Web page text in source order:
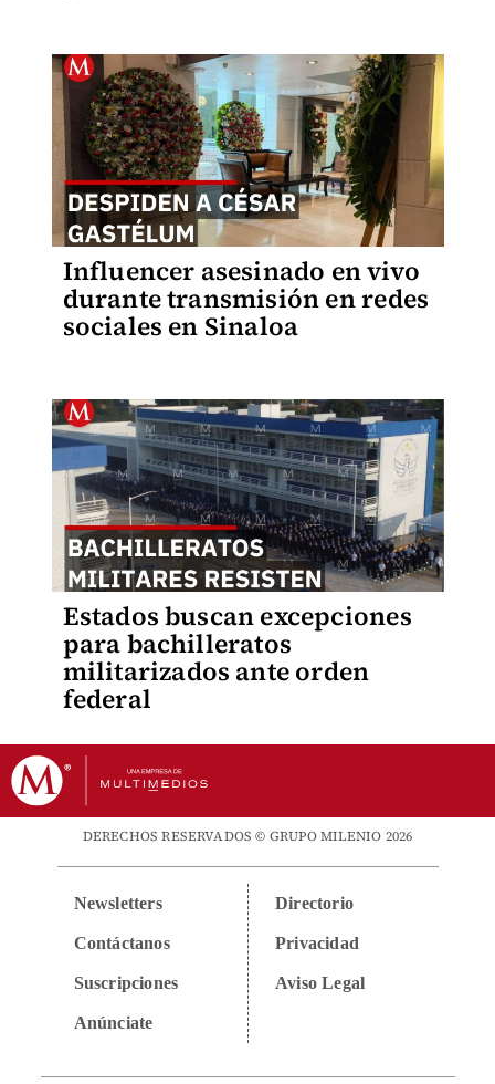
Influencer asesinado en vivo
durante transmisión en redes
sociales en Sinaloa
Estados buscan excepciones
para bachilleratos
militarizados ante orden
federal
DERECHOS RESERVADOS © GRUPO MILENIO 2026
Newsletters
Contáctanos
Suscripciones
Anúnciate
Directorio
Privacidad
Aviso Legal